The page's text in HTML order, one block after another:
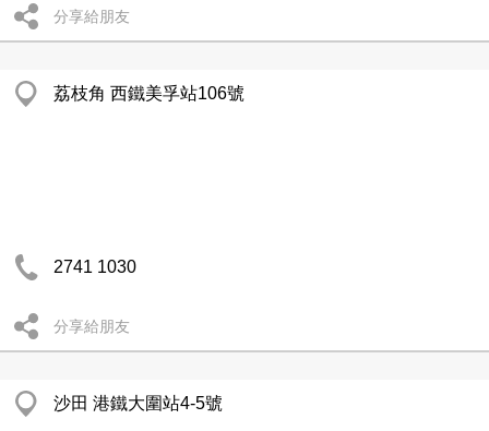
分享給朋友
荔枝角 西鐵美孚站106號
2741 1030
分享給朋友
沙田 港鐵大圍站4-5號